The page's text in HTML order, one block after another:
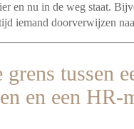
en nu in de weg staat.
iemand doorverwijzen
grens tussen
en een